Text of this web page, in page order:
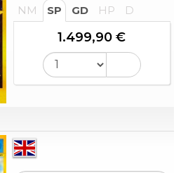
NM SP GD HP D
1.499,90 €